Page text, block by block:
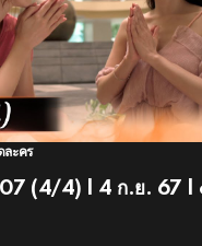
ละคร
(4/4) | 4 ก.ย. 67 |